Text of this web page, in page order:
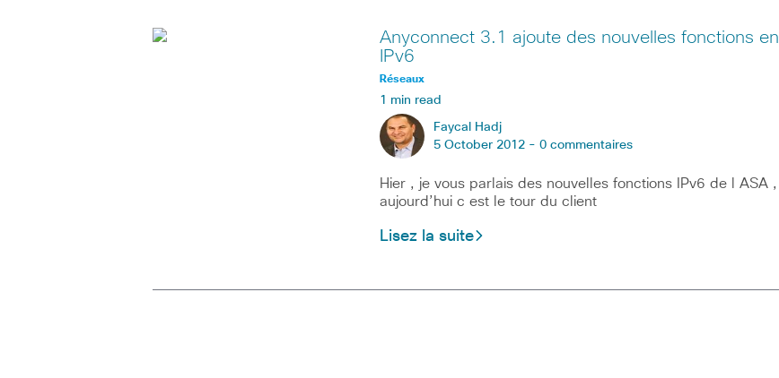
Anyconnect 3.1 ajoute des nouvelles fonctions en
IPv6
Réseaux
1 min read
Faycal Hadj
5 October 2012 - 0 commentaires
Hier , je vous parlais des nouvelles fonctions IPv6 de l ASA ,
aujourd’hui c est le tour du client
Lisez la suite